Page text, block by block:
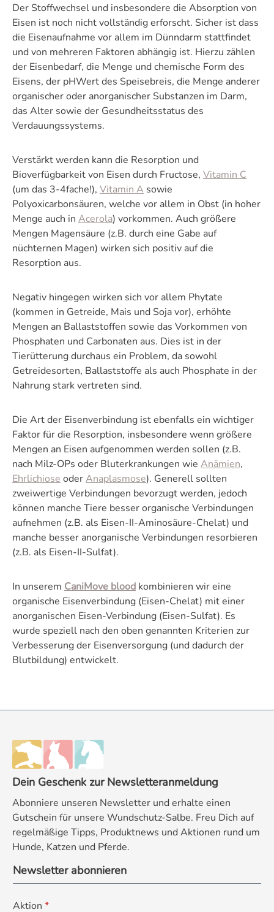
Der Stoffwechsel und insbesondere die Absorption von
Eisen ist noch nicht vollständig erforscht. Sicher ist dass
die Eisenaufnahme vor allem im Dünndarm stattfindet
und von mehreren Faktoren abhängig ist. Hierzu zählen
der Eisenbedarf, die Menge und chemische Form des
Eisens, der pHWert des Speisebreis, die Menge anderer
organischer oder anorganischer Substanzen im Darm,
das Alter sowie der Gesundheitsstatus des
Verdauungssystems.
Verstärkt werden kann die Resorption und
Bioverfügbarkeit von Eisen durch Fructose, Vitamin C
(um das 3-4fache!), Vitamin A sowie
Polyoxicarbonsäuren, welche vor allem in Obst (in hoher
Menge auch in Acerola) vorkommen. Auch größere
Mengen Magensäure (z.B. durch eine Gabe auf
nüchternen Magen) wirken sich positiv auf die
Resorption aus.
Negativ hingegen wirken sich vor allem Phytate
(kommen in Getreide, Mais und Soja vor), erhöhte
Mengen an Ballaststoffen sowie das Vorkommen von
Phosphaten und Carbonaten aus. Dies ist in der
Tierütterung durchaus ein Problem, da sowohl
Getreidesorten, Ballaststoffe als auch Phosphate in der
Nahrung stark vertreten sind.
Die Art der Eisenverbindung ist ebenfalls ein wichtiger
Faktor für die Resorption, insbesondere wenn größere
Mengen an Eisen aufgenommen werden sollen (z.B.
nach Milz-OPs oder Bluterkrankungen wie Anämien,
Ehrlichiose oderAnaplasmose). Generell sollten
zweiwertige Verbindungen bevorzugt werden, jedoch
können manche Tiere besser organische Verbindungen
aufnehmen (z.B. als Eisen-II-Aminosäure-Chelat) und
manche besser anorganische Verbindungen resorbieren
(z.B. als Eisen-II-Sulfat).
In unserem CaniMove blood kombinieren wir eine
organische Eisenverbindung (Eisen-Chelat) mit einer
anorganischen Eisen-Verbindung (Eisen-Sulfat). Es
wurde speziell nach den oben genannten Kriterien zur
Verbesserung der Eisenversorgung (und dadurch der
Blutbildung) entwickelt.
Dein Geschenk zur Newsletteranmeldung
Abonniere unseren Newsletter und erhalte einen
Gutschein für unsere Wundschutz-Salbe. Freu Dich auf
regelmäßige Tipps, Produktnews und Aktionen rund um
Hunde, Katzen und Pferde.
Newsletter abonnieren
Aktion *